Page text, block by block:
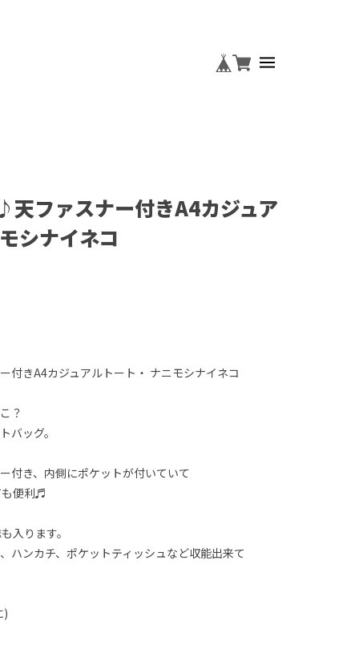
ファスナー付きA4カジュア
シナイネコ
付きA4カジュアルトート・ ナニモシナイネコ
？
バッグ。
付き、内側にポケットが付いていて
も便利♬
入ります。
ハンカチ、ポケットティッシュなど収能出来て
)